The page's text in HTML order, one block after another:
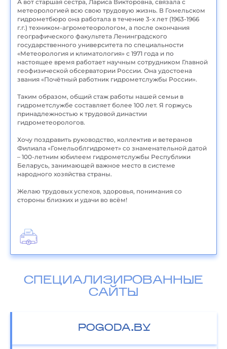
А вот старшая сестра, Лариса Викторовна, связала с
метеорологией всю свою трудовую жизнь. В Гомельском
гидрометбюро она работала в течение 3-х лет (1963-1966
г.г.) техником-агрометеорологом, а после окончания
географического факультета Ленинградского
государственного университета по специальности
«Метеорология и климатология» с 1971 года и по
настоящее время работает научным сотрудником Главной
геофизической обсерватории России. Она удостоена
звания «Почётный работник гидрометслужбы России».
Таким образом, общий стаж работы нашей семьи в
гидрометслужбе составляет более 100 лет. Я горжусь
принадлежностью к трудовой династии
гидрометеорологов.
Хочу поздравить руководство, коллектив и ветеранов
Филиала «Гомельоблгидромет» со знаменательной датой
– 100-летним юбилеем гидрометслужбы Республики
Беларусь, занимающей важное место в системе
народного хозяйства страны.
Желаю трудовых успехов, здоровья, понимания со
стороны близких и удачи во всём!
СПЕЦИАЛИЗИРОВАННЫЕ
САЙТЫ
POGODA.BY